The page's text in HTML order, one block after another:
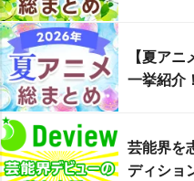
【夏ア
一挙紹介！
芸能界を
ディショ